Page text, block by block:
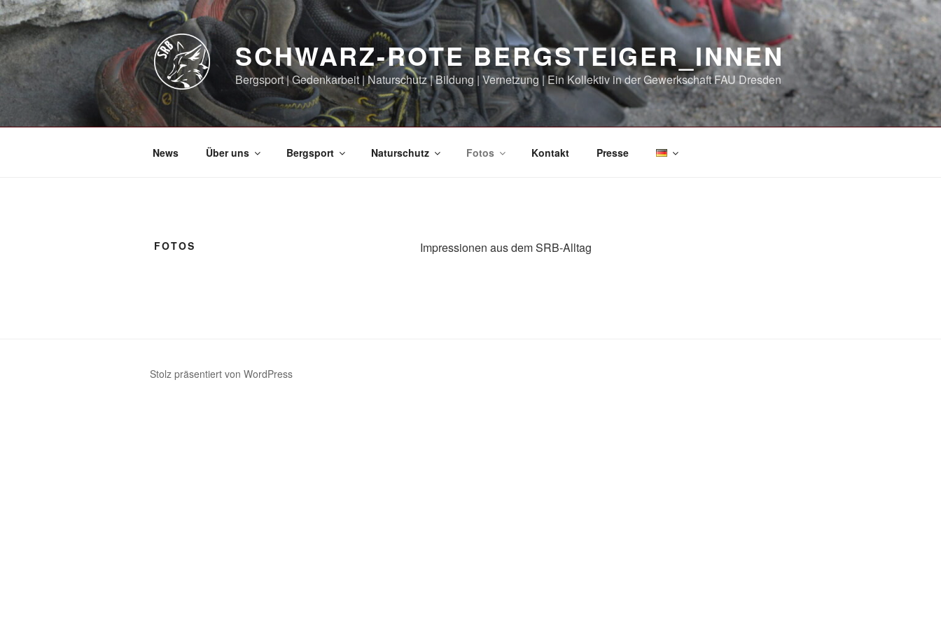
Zum
Inhalt
springen
SCHWARZ-ROTE BERGSTEIGER_INNEN
Bergsport | Gedenkarbeit | Naturschutz | Bildung | Vernetzung | Ein Kollektiv in der Gewerkschaft FAU Dresden
News Über uns Bergsport Naturschutz Fotos Kontakt Presse
FOTOS Impressionen aus dem SRB-Alltag
Stolz präsentiert von WordPress